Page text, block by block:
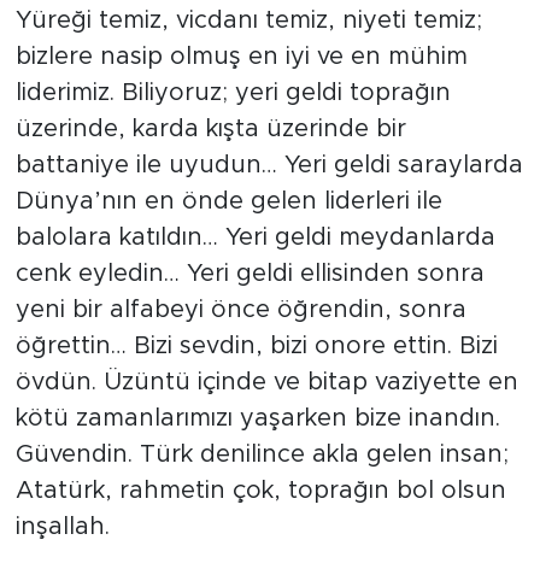
Yüreği temiz, vicdanı temiz, niyeti temiz;
bizlere nasip olmuş en iyi ve en mühim
liderimiz. Biliyoruz; yeri geldi toprağın
üzerinde, karda kışta üzerinde bir
battaniye ile uyudun… Yeri geldi saraylarda
Dünya’nın en önde gelen liderleri ile
balolara katıldın… Yeri geldi meydanlarda
cenk eyledin… Yeri geldi ellisinden sonra
yeni bir alfabeyi önce öğrendin, sonra
öğrettin… Bizi sevdin, bizi onore ettin. Bizi
övdün. Üzüntü içinde ve bitap vaziyette en
kötü zamanlarımızı yaşarken bize inandın.
Güvendin. Türk denilince akla gelen insan;
Atatürk, rahmetin çok, toprağın bol olsun
inşallah.